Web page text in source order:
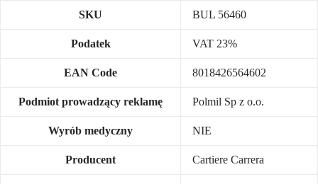
SKU BUL 56460
Podatek VAT 23%
EAN Code 8018426564602
Podmiot prowadzący reklamę Polmil Sp z o.o.
Wyrób medyczny NIE
Producent Cartiere Carrera